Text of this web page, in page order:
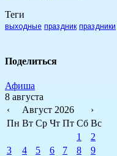
Теги
выходные праздник праздники
Поделиться
Афиша
8 августа
‹
Август 2026
›
Пн Вт Ср Чт Пт Сб Вс
1
2
3
4 5 6 7 8
9